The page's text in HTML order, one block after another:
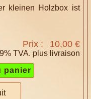
kleinen Holzbox ist
Prix : 10,00 €
TVA. plus livraison